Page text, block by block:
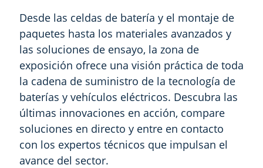
Desde las celdas de batería y el montaje de
paquetes hasta los materiales avanzados y
las soluciones de ensayo, la zona de
exposición ofrece una visión práctica de toda
la cadena de suministro de la tecnología de
baterías y vehículos eléctricos. Descubra las
últimas innovaciones en acción, compare
soluciones en directo y entre en contacto
con los expertos técnicos que impulsan el
avance del sector.